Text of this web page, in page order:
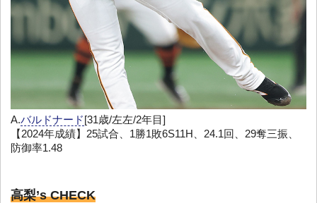
A.バルドナード [31歳/左左/2年目]
【2024年成績】25試合、1勝1敗6S11H、24.1回、29奪三振、
防御率1.48
高梨’s CHECK